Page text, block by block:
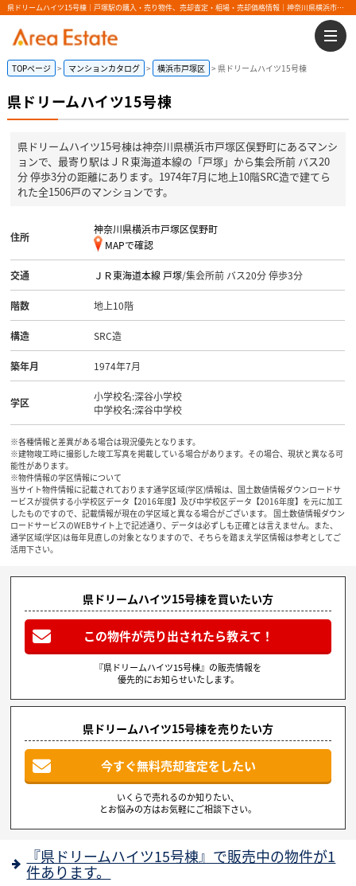
県ドリームハイツ15号棟｜戸塚駅の購入・売り物件、売却査定・相場・売却価格情報｜神奈川県横浜市戸塚区俣野町のマンション情報｜エリアエステート
TOPページ マンションカタログ 横浜市戸塚区 県ドリームハイツ15号棟
県ドリームハイツ15号棟
県ドリームハイツ15号棟は神奈川県横浜市戸塚区俣野町にあるマンシ
ョンで、最寄り駅はＪＲ東海道本線の「戸塚」から集会所前 バス20
分 停歩3分の距離にあります。1974年7月に地上10階SRC造で建てら
れた全1506戸のマンションです。
住所
神奈川県横浜市戸塚区俣野町
MAPで確認
交通 ＪＲ東海道本線戸塚/集会所前 バス20分 停歩3分
階数 地上10階
構造 SRC造
築年月 1974年7月
学区
小学校名:深谷小学校
中学校名:深谷中学校
※各種情報と差異がある場合は現況優先となります。
※建物竣工時に撮影した竣工写真を掲載している場合があります。その場合、現状と異なる可
能性があります。
※物件情報の学区情報について
当サイト物件情報に記載されております通学区域(学区)情報は、国土数値情報ダウンロードサ
ービスが提供する小学校区データ【2016年度】及び中学校区データ【2016年度】を元に加工
したものですので、記載情報が現在の学区域と異なる場合がございます。 国土数値情報ダウン
ロードサービスのWEBサイト上で記述通り、データは必ずしも正確とは言えません。また、
通学区域(学区)は毎年見直しの対象となりますので、そちらを踏まえ学区情報は参考としてご
活用下さい。
県ドリームハイツ15号棟を買いたい方
この物件が売り出されたら教えて！
『県ドリームハイツ15号棟』の販売情報を
優先的にお知らせいたします。
県ドリームハイツ15号棟を売りたい方
今すぐ無料売却査定をしたい
いくらで売れるのか知りたい、
とお悩みの方はお気軽にご相談下さい。
『県ドリームハイツ15号棟』で販売中の物件が1
件あります。